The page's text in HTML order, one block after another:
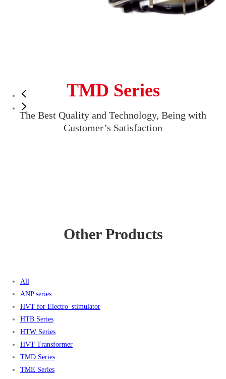
TMD Series
The Best Quality and Technology, Being with
Customer’s Satisfaction
Other Products
All
ANP series
HVT for Electro_stimulator
HTB Series
HTW Series
HVT Transformer
TMD Series
TME Series